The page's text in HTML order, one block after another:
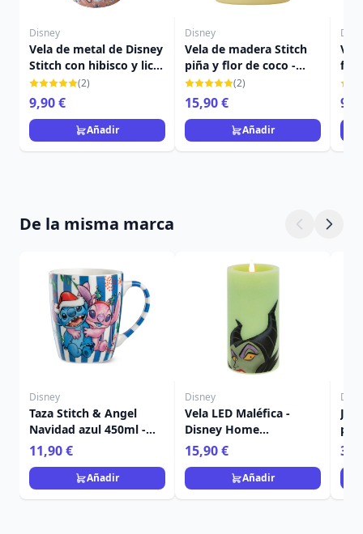
Disney
Vela de metal de Disney
Stitch con hibisco y lichi
- Disney Lilo & Stitch
(2)
9,90 €
Añadir
Disney
Vela de madera Stitch
piña y flor de coco -
Disney Lilo & Stitch
(2)
15,90 €
Añadir
flor
De la misma marca
Disney
Taza Stitch & Angel
Navidad azul 450ml -
Egan Disney Home
11,90 €
Añadir
Disney
Vela LED Maléfica -
Disney Home
Frangrance Collection
15,90 €
Añadir